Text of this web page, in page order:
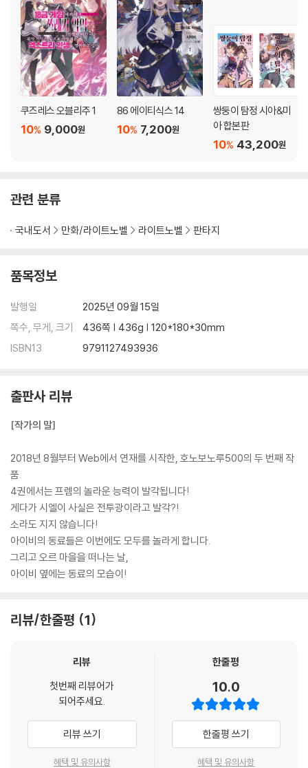
쿠즈레스 오블리주 1
9,000원
10%
86 에이티식스 14
7,200원
10%
쌍둥이 탐정 시아&미
아 합본판
43,200원
10%
관련 분류
국내도서 만화/라이트노벨 라이트노벨 판타지
품목정보
발행일
2025년 09월 15일
쪽수, 무게, 크기
436쪽 | 436g | 120*180*30mm
ISBN13
9791127493936
출판사 리뷰
[작가의 말]
2018년 8월부터 Web에서 연재를 시작한, 호노보노루500의 두 번째 작
품.
4권에서는 프렘의 놀라운 능력이 발각됩니다!
게다가 시엘이 사실은 전투광이라고 발각?!
소라도 지지 않습니다!
아이비의 동료들은 이번에도 모두를 놀라게 합니다.
그리고 오르 마을을 떠나는 날,
아이비 옆에는 동료의 모습이!
리뷰/한줄평 1
리뷰
첫번째 리뷰어가
되어주세요.
리뷰 쓰기
혜택 및 유의사항
한줄평
10.0
한줄평 쓰기
혜택 및 유의사항